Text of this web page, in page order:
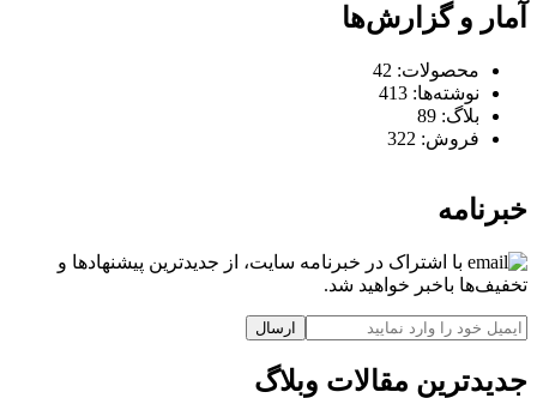
آمار و گزارش‌ها
محصولات: 42
نوشته‌ها: 413
بلاگ: 89
فروش: 322
خبرنامه
با اشتراک در خبرنامه سایت، از جدیدترین پیشنهادها و
تخفیف‌ها باخبر خواهید شد.
ارسال
جدیدترین مقالات وبلاگ